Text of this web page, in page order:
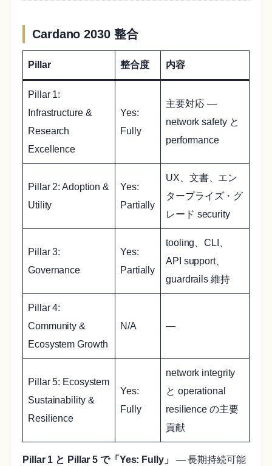
Cardano 2030 整合
Pillar 整合度 内容
Pillar 1:
Infrastructure &
Research
Excellence
Yes:
Fully
主要対応 —
network safety と
performance
Pillar 2: Adoption &
Utility
Yes:
Partially
UX、文書、エン
タープライズ・グ
レード security
Pillar 3:
Governance
Yes:
Partially
tooling、CLI、
API support、
guardrails 維持
Pillar 4:
Community &
Ecosystem Growth
N/A —
Pillar 5: Ecosystem
Sustainability &
Resilience
Yes:
Fully
network integrity
と operational
resilience の主要
貢献
Pillar 1 と Pillar 5 で「Yes: Fully」
— 長期持続可能